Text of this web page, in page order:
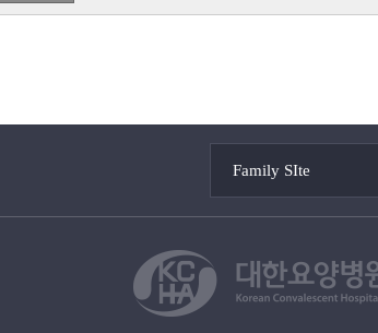
Family SIte